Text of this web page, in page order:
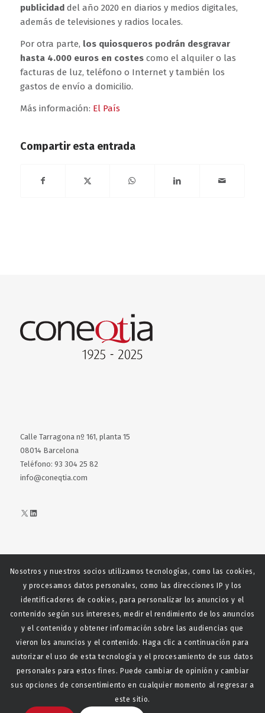
publicidad del año 2020 en diarios y medios digitales,
además de televisiones y radios locales.
Por otra parte, los quiosqueros podrán desgravar
hasta 4.000 euros en costescomo el alquiler o las
facturas de luz, teléfono o Internet y también los
gastos de envío a domicilio.
Más información: El País
Compartir esta entrada
Calle Tarragona nº 161, planta 15
08014 Barcelona
Teléfono: 93 304 25 82
info@coneqtia.com
X LinkedIn
Web realizada con el patrocinio del Centro Español del Centro
Español de Derechos Reprofráficos
Nosotros y nuestros socios utilizamos tecnologías, como las cookies,
y procesamos datos personales, como las direcciones IP y los
identificadores de cookies, para personalizar los anuncios y el
contenido según sus intereses, medir el rendimiento de los anuncios
y el contenido y obtener información sobre las audiencias que
vieron los anuncios y el contenido. Haga clic a continuación para
autorizar el uso de esta tecnología y el procesamiento de sus datos
personales para estos fines. Puede cambiar de opinión y cambiar
sus opciones de consentimiento en cualquier momento al regresar a
este sitio.